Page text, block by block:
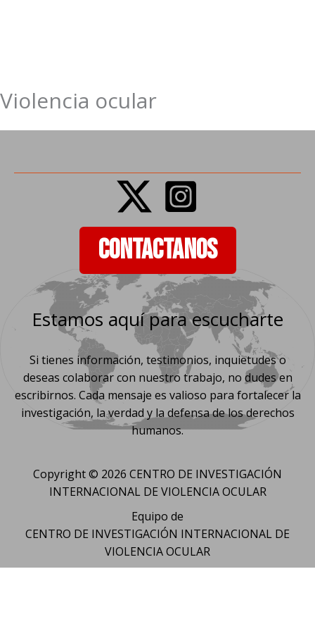
Ir
Violencia ocular
CONTACTANOS
Estamos aquí para escucharte
Si tienes información, testimonios, inquietudes o
deseas colaborar con nuestro trabajo, no dudes en
escribirnos. Cada mensaje es valioso para fortalecer la
investigación, la verdad y la defensa de los derechos
humanos.
Copyright © 2026 CENTRO DE INVESTIGACIÓN
INTERNACIONAL DE VIOLENCIA OCULAR
Equipo de
CENTRO DE INVESTIGACIÓN INTERNACIONAL DE
VIOLENCIA OCULAR